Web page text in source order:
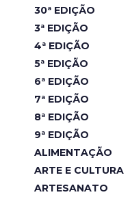
30ª EDIÇÃO
3ª EDIÇÃO
4ª EDIÇÃO
5ª EDIÇÃO
6ª EDIÇÃO
7ª EDIÇÃO
8ª EDIÇÃO
9ª EDIÇÃO
ALIMENTAÇÃO
ARTE E CULTURA
ARTESANATO